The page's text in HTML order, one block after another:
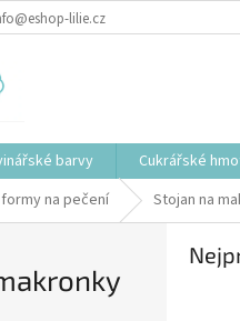
lilie.cz
barvy Cukrářské
na pečení Stojan na